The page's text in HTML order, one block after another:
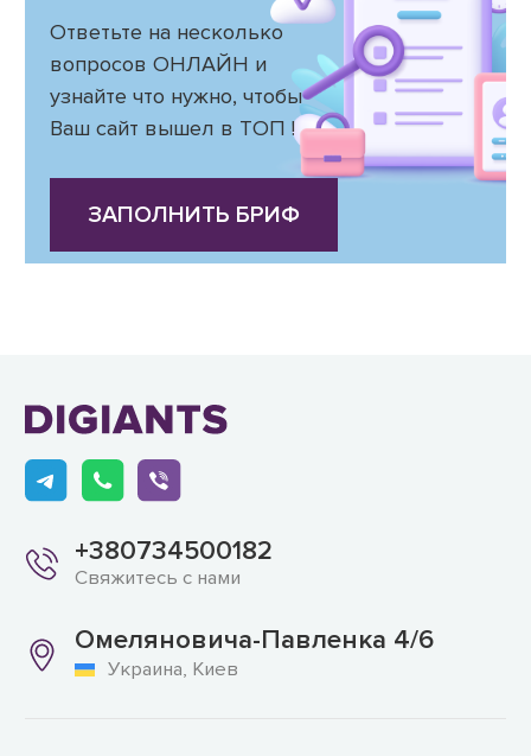
Ответьте на несколько
вопросов ОНЛАЙН и
узнайте что нужно, чтобы
Ваш сайт вышел в ТОП !
ЗАПОЛНИТЬ БРИФ
+380734500182
Свяжитесь с нами
Омеляновича-Павленка 4/6
Украина, Киев